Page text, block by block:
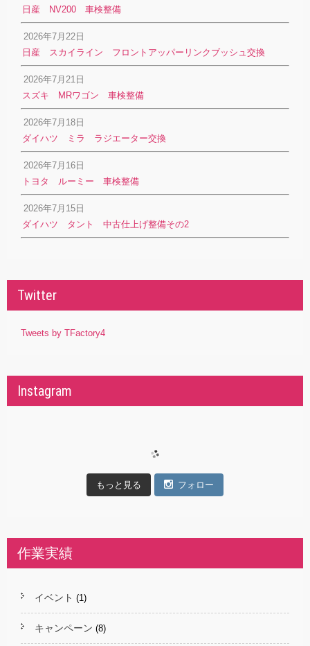
日産 NV200 車検整備
2026年7月22日
日産 スカイライン フロントアッパーリンクブッシュ交換
2026年7月21日
スズキ MRワゴン 車検整備
2026年7月18日
ダイハツ ミラ ラジエーター交換
2026年7月16日
トヨタ ルーミー 車検整備
2026年7月15日
ダイハツ タント 中古仕上げ整備その2
Twitter
Tweets by TFactory4
Instagram
もっと見る フォロー
作業実績
イベント (1)
キャンペーン (8)